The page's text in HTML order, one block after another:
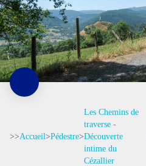
>>Accueil>Pédestre>
Les Chemins de
traverse -
Découverte
intime du
Cézallier